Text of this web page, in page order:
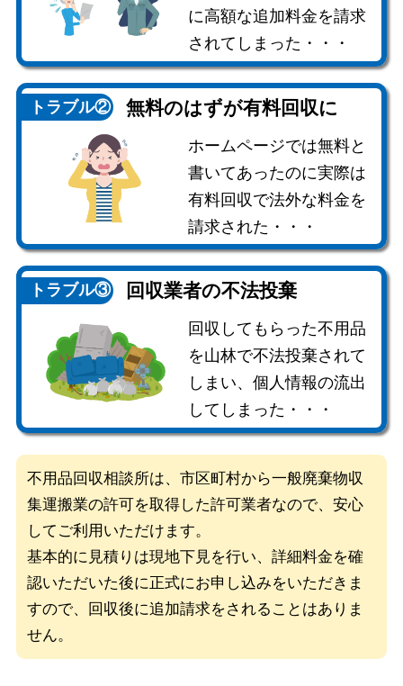
に高額な追加料金を請求
されてしまった・・・
トラブル② 無料のはずが有料回収に
ホームページでは無料と
書いてあったのに実際は
有料回収で法外な料金を
請求された・・・
トラブル③ 回収業者の不法投棄
回収してもらった不用品
を山林で不法投棄されて
しまい、個人情報の流出
してしまった・・・
不用品回収相談所は、市区町村から一般廃棄物収
集運搬業の許可を取得した許可業者なので、安心
してご利用いただけます。
基本的に見積りは現地下見を行い、詳細料金を確
認いただいた後に正式にお申し込みをいただきま
すので、回収後に追加請求をされることはありま
せん。